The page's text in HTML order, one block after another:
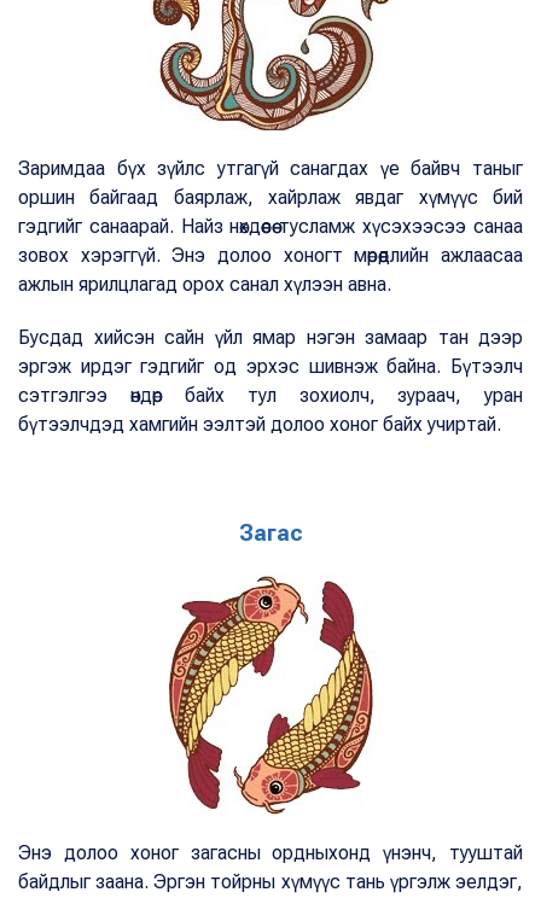
Заримдаа бүх зүйлс утгагүй санагдах үе байвч таныг
оршин байгаад баярлаж, хайрлаж явдаг хүмүүс бий
гэдгийг санаарай. Найз нөхдөөсөө тусламж хүсэхээсээ санаа
зовох хэрэггүй. Энэ долоо хоногт мөрөөдлийн ажлаасаа
ажлын ярилцлагад орох санал хүлээн авна.
Бусдад хийсэн сайн үйл ямар нэгэн замаар тан дээр
эргэж ирдэг гэдгийг од эрхэс шивнэж байна. Бүтээлч
сэтгэлгээ өндөр байх тул зохиолч, зураач, уран
бүтээлчдэд хамгийн ээлтэй долоо хоног байх учиртай.
Загас
Энэ долоо хоног загасны ордныхонд үнэнч, тууштай
байдлыг заана. Эргэн тойрны хүмүүс тань үргэлж эелдэг,